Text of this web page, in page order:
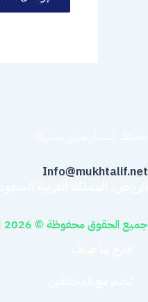
Info@mukhtalif.net
جميع الحقوق محفوظة © 2026 | مختلف